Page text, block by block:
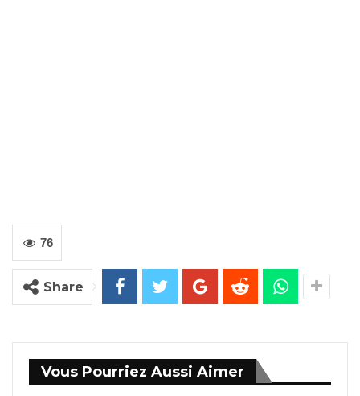
76
Share
Vous Pourriez Aussi Aimer